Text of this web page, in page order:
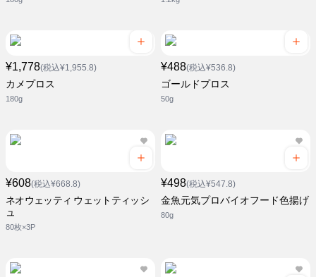
¥1,778(税込¥1,955.8)
カメプロス
180g
¥488(税込¥536.8)
ゴールドプロス
50g
¥608(税込¥668.8)
ネオウェッティ ウェットティッシ
ュ
80枚×3P
¥498(税込¥547.8)
金魚元気プロバイオフード色揚げ
80g